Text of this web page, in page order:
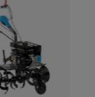
18 LI T-
EINHELL